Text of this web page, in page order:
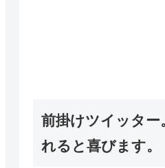
前掛けツイッター
れると喜びます。